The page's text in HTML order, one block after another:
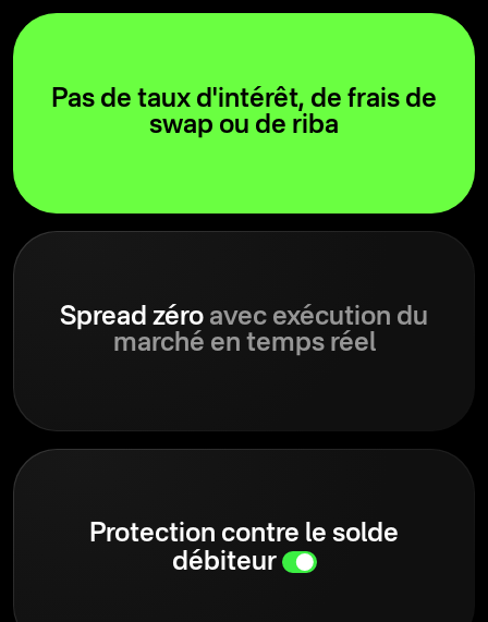
Pas de taux d'intérêt, de frais de
swap ou de riba
Spread zéro avec exécution du
marché en temps réel
Protection contre le solde
débiteur